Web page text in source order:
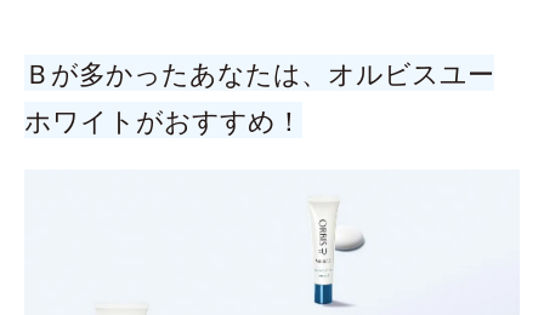
Ｂが多かったあなたは、オルビスユー
ホワイトがおすすめ！